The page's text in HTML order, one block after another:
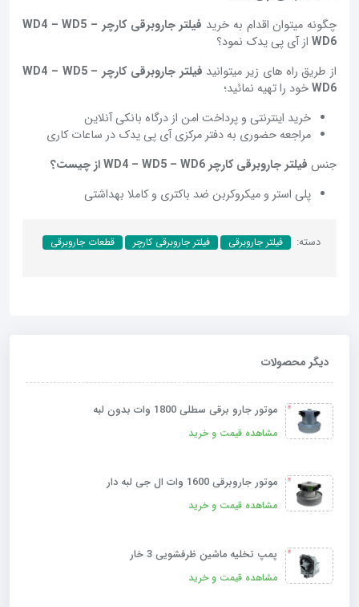
چگونه میتوان اقدام به خرید
فیلتر جاروبرقی کارچر WD4 – WD5 –
WD6 از آی پی یدک نمود؟
از طریق راه های زیر میتوانید
فیلتر جاروبرقی کارچر WD4 – WD5 –
WD6خود را تهیه نمائید؛
خرید اینترنتی و پرداخت امن از درگاه بانکی آنلاین
مراجعه حضوری به دفتر مرکزی آی پی یدک در ساعات کاری
جنس فیلتر جاروبرقی کارچر WD4 – WD5 – WD6 از چیست؟
پلی استر و میکروکربن ضد باکتری و کاملا بهداشتی
دسته: فیلتر جاروبرقی فیلتر جاروبرقی کارچر قطعات جاروبرقی
دیگر محصولات
موتور جارو برقی سطلی 1800 وات بدون لبه
مشاهده قیمت و خرید
موتور جاروبرقی 1600 وات ال جی لبه دار
مشاهده قیمت و خرید
پمپ تخلیه ماشین ظرفشویی 3 خار
مشاهده قیمت و خرید